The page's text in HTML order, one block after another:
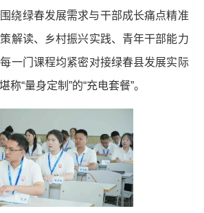
绕绿春发展需求与干部成长痛点精准
解读、乡村振兴实践、青年干部能力
一门课程均紧密对接绿春县发展实际
称“量身定制”的“充电套餐”。